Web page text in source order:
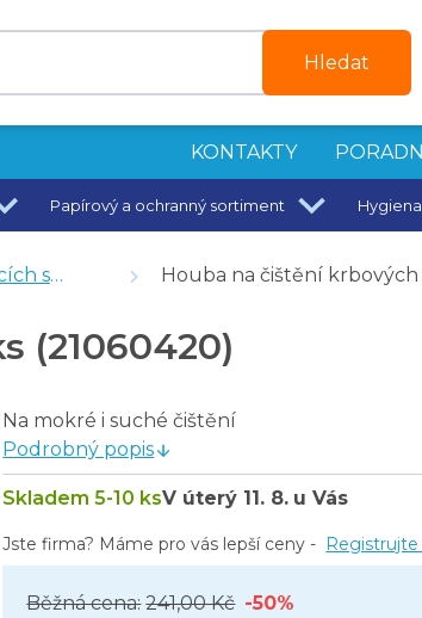
Hledat
KONTAKTY
Papírový a ochranný sortiment Hygiena
Houba na čištění krbových
(21060420)
Na mokré i suché čištění
Podrobný popis
Běžná cena: 241,00 Kč -50%
Skladem 5-10 ksV úterý 11. 8. u Vás
Jste firma? Máme pro vás lepší ceny - Registrujte